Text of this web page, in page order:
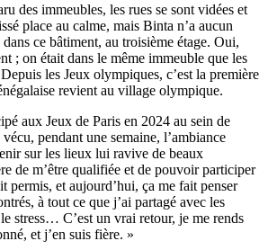
des immeubles, les rues se sont vidées et
place au calme, mais Binta n’a aucun
ce bâtiment, au troisième étage. Oui,
; on était dans le même immeuble que les
les Jeux olympiques, c’est la première
revient au village olympique.
aux Jeux de Paris en 2024 au sein de
vécu, pendant une semaine, l’ambiance
sur les lieux lui ravive de beaux
de m’être qualifiée et de pouvoir participer
permis, et aujourd’hui, ça me fait penser
à tout ce que j’ai partagé avec les
stress… C’est un vrai retour, je me rends
et j’en suis fière. »